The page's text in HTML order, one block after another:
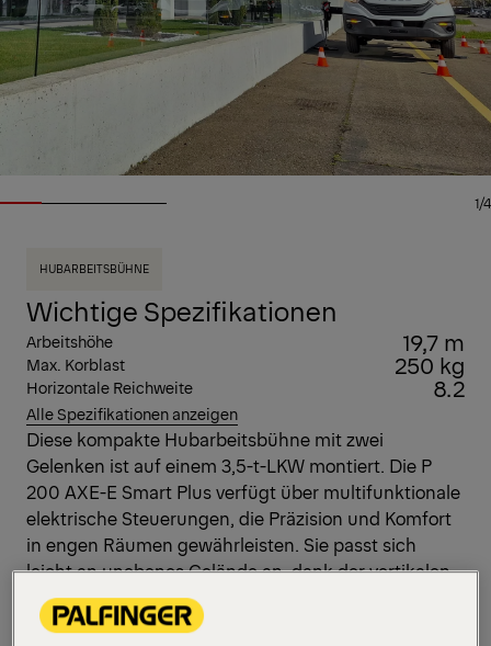
1/4
HUBARBEITSBÜHNE
Wichtige Spezifikationen
Arbeitshöhe 19,7 m
Max. Korblast 250 kg
Horizontale Reichweite 8.2
Alle Spezifikationen anzeigen
Diese kompakte Hubarbeitsbühne mit zwei
Gelenken ist auf einem 3,5-t-LKW montiert. Die P
200 AXE-E Smart Plus verfügt über multifunktionale
elektrische Steuerungen, die Präzision und Komfort
in engen Räumen gewährleisten. Sie passt sich
leicht an unebenes Gelände an, dank der vertikalen
Stabilisierungsfunktion, die drei Einrichtungsmodi
für maximale Sicherheit und Vielseitigkeit bietet.